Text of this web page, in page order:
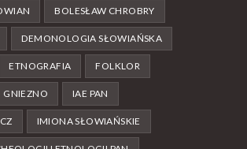
BOLESŁAW CHROBRY
DEMONOLOGIA SŁOWIAŃSKA
ETNOGRAFIA FOLKLOR
GNIEZNO IAE PAN
IMIONA SŁOWIAŃSKIE